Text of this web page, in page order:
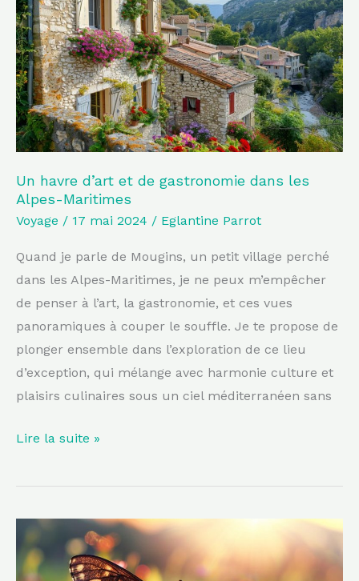
Un havre d’art et de gastronomie dans les
Alpes-Maritimes
Voyage / 17 mai 2024 / Eglantine Parrot
Quand je parle de Mougins, un petit village perché
dans les Alpes-Maritimes, je ne peux m’empêcher
de penser à l’art, la gastronomie, et ces vues
panoramiques à couper le souffle. Je te propose de
plonger ensemble dans l’exploration de ce lieu
d’exception, qui mélange avec harmonie culture et
plaisirs culinaires sous un ciel méditerranéen sans
et
de
gastronomie
dans
les
Alpes-
Maritimes
Lire la suite »
Un
joyau
de